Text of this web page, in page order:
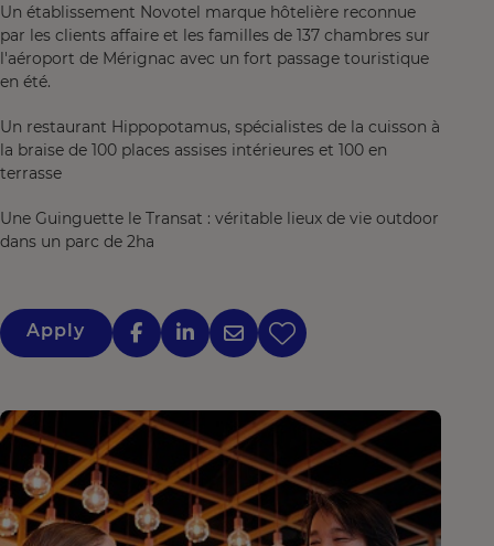
Un établissement Novotel marque hôtelière reconnue
par les clients affaire et les familles de 137 chambres sur
l'aéroport de Mérignac avec un fort passage touristique
en été.
Un restaurant Hippopotamus, spécialistes de la cuisson à
la braise de 100 places assises intérieures et 100 en
terrasse
Une Guinguette le Transat : véritable lieux de vie outdoor
dans un parc de 2ha
Apply